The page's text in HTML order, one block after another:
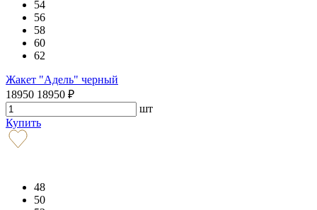
54
56
58
60
62
Жакет "Адель" черный
18950 18950 ₽
шт
Купить
48
50